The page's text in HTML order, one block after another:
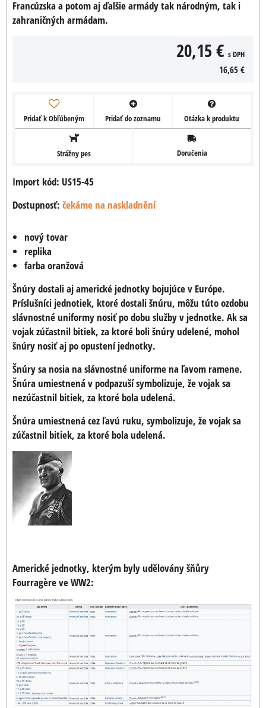
Francúzska a potom aj ďalšie armády tak národným, tak i
zahraničných armádam.
20,15 € s DPH
16,65 €
Pridať k Obľúbeným Pridať do zoznamu Otázka k produktu
Strážny pes Doručenia
Import kód: US15-45
Dostupnosť: čekáme na naskladnění
nový tovar
replika
farba oranžová
Šnúry dostali aj americké jednotky bojujúce v Európe.
Príslušníci jednotiek, ktoré dostali šnúru, môžu túto ozdobu
slávnostné uniformy nosiť po dobu služby v jednotke. Ak sa
vojak zúčastnil bitiek, za ktoré boli šnúry udelené, mohol
šnúry nosiť aj po opustení jednotky.
Šnúry sa nosia na slávnostné uniforme na ľavom ramene.
Šnúra umiestnená v podpazuší symbolizuje, že vojak sa
nezúčastnil bitiek, za ktoré bola udelená.
Šnúra umiestnená cez ľavú ruku, symbolizuje, že vojak sa
zúčastnil bitiek, za ktoré bola udelená.
Americké jednotky, kterým byly udělovány šňůry
Fourragère ve WW2: